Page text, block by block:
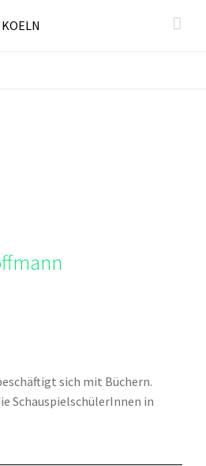
sich mit Büchern.
SchauspielschülerInnen in